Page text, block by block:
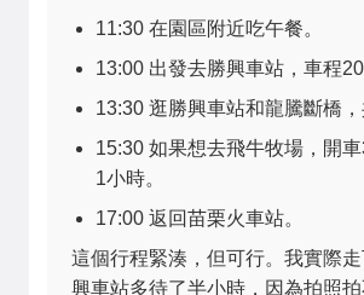
11:30 在園區附近吃午餐。
13:00 出發去勝興車站，車程20
13:30 逛勝興車站和龍騰斷橋，
15:30 如果想去飛牛牧場，開
1小時。
17:00 返回苗栗火車站。
這個行程緊湊，但可行。我實際
興車站多待了半小時，因為拍照拍